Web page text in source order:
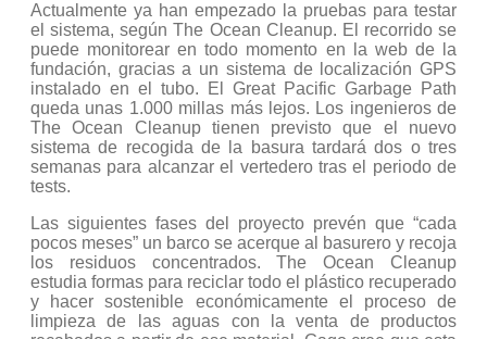
Actualmente ya han empezado la pruebas para testar
el sistema, según The Ocean Cleanup. El recorrido se
puede monitorear en todo momento en la web de la
fundación, gracias a un sistema de localización GPS
instalado en el tubo. El Great Pacific Garbage Path
queda unas 1.000 millas más lejos. Los ingenieros de
The Ocean Cleanup tienen previsto que el nuevo
sistema de recogida de la basura tardará dos o tres
semanas para alcanzar el vertedero tras el periodo de
tests.
Las siguientes fases del proyecto prevén que “cada
pocos meses” un barco se acerque al basurero y recoja
los residuos concentrados. The Ocean Cleanup
estudia formas para reciclar todo el plástico recuperado
y hacer sostenible económicamente el proceso de
limpieza de las aguas con la venta de productos